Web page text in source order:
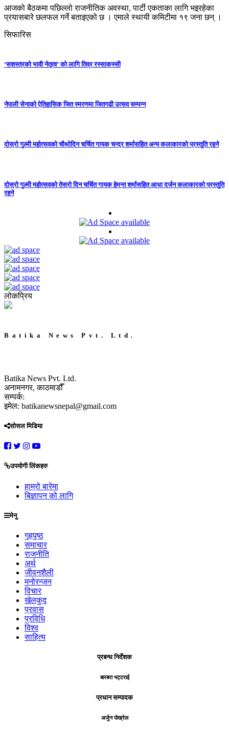
आजको बैठकमा पछिल्लो राजनीतिक अवस्था, पार्टी एकताका लागि भइरहेका
प्रयासबारे छलफल गर्ने बताइएको छ । एमाले स्थायी कमिटीमा १९ जना छन् ।
सिफारिस
‘सशस्त्रको भावी नेतृत्व’ को लागि तिव्र रस्साकस्सी
नेपाली सेनाको ऐतिहासिक जित स्मरणमा जितगढी उत्सव सम्पन्न
दोस्रो गुल्मी महोत्सवको चौथोदिन चर्चित गायक चन्द्र शर्मासहित अन्य कलाकारको प्रस्तुति रहने
दोस्रो गुल्मी महोत्सवको तेस्रो दिन चर्चित गायक हेमन्त शर्मासहित आधा दर्जन कलाकारको प्रस्तुति
रहने
लोकप्रिय
Batika News Pvt. Ltd.
Batika News Pvt. Ltd.
अनामनगर, काठमाडौँ
सम्पर्क:
इमेल: batikanewsnepal@gmail.com
सोसल मिडिया
उपयोगी लिंकहरु
हाम्रो बारेमा
बिज्ञापन को लागि
मेनु
गृहपृष्ठ
समाचार
राजनीति
अर्थ
जीवनशैली
मनोरन्जन
विचार
खेलकुद
प्रवास
प्रविधि
विश्व
साहित्य
प्रबन्ध निर्देशक
बारबरा भट्टराई
प्रधान सम्पादक
अर्जुन पोख्रेल